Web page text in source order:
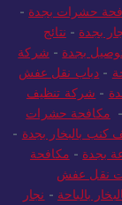
حشرات بجدة -
بجدة - نتائج
بجدة - شركة
- دباب نقل عفش
- شركة تنظيف
- مكافحة حشرات
كنب بالبخار بجدة -
بجدة - مكافحة
نقل عفش
بالباحة - نجار